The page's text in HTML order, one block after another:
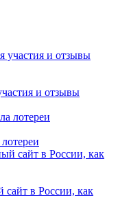
и отзывы
в России, как